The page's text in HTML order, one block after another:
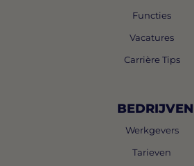
Functies
Vacatures
Carrière Tips
BEDRIJVEN
Werkgevers
Tarieven